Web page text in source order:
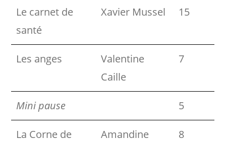
Le carnet de
santé
Xavier Mussel 15
Les anges
Valentine
Caille
7
Mini pause 5
La Corne de
Amandine
8